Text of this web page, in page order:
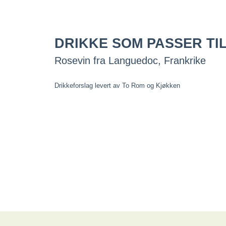
DRIKKE SOM PASSER
Rosevin fra Languedoc, Frankrike
Drikkeforslag levert av To Rom og Kjøkken